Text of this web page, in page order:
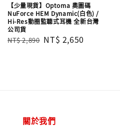
【少量現貨】Optoma 奧圖碼
NuForce HEM Dynamic(白色) /
Hi-Res動圈監聽式耳機 全新台灣
公司貨
Regular
NT$ 2,890 Sale
NT$ 2,650
關於我們